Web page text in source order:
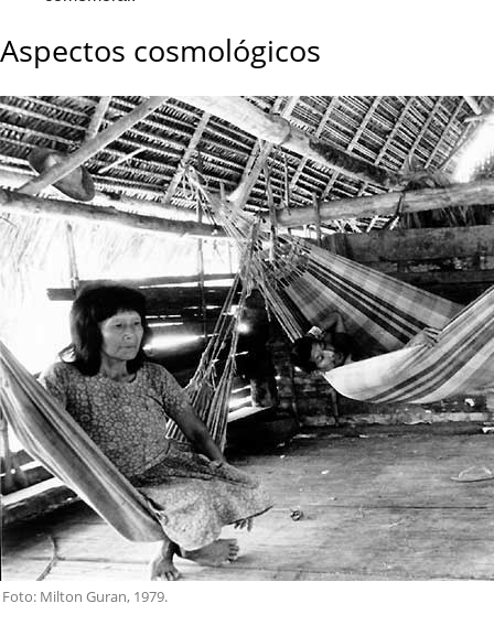
Aspectos cosmológicos
Foto: Milton Guran, 1979.